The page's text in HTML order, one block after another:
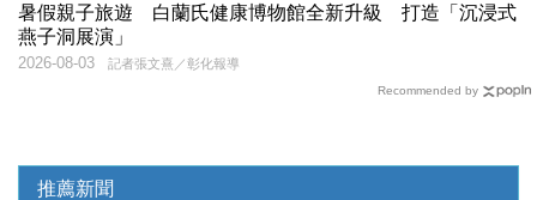
暑假親子旅遊 白蘭氏健康博物館全新升級 打造「沉浸式
燕子洞展演」
記者張文熹／彰化報導
2026-08-03
Recommended by
推薦新聞